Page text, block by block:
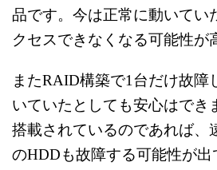
品です。 今は正常に動いてい
クセスできなくなる可能性が
またRAID構築で1台だけ故障
いていたとしても安心はでき
搭載されているのであれば、
のHDDも故障する可能性が出